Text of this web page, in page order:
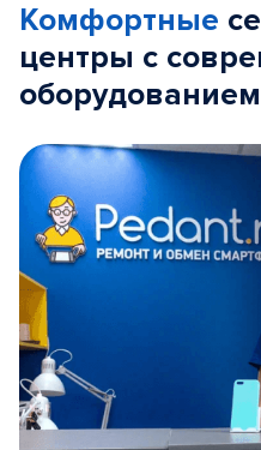
Комфортные
центры с
оборудованием